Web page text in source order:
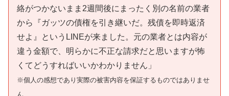
絡がつかないまま2週間後にまったく別の名前の業者
から『ガッツの債権を引き継いだ。残債を即時返済
せよ』というLINEが来ました。元の業者とは内容が
違う金額で、明らかに不正な請求だと思いますが怖
くてどうすればいいかわかりません」
※個人の感想であり実際の被害内容を保証するものではありませ
ん